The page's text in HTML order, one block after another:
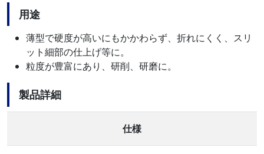
用途
薄型で硬度が高いにもかかわらず、折れにくく、スリ
ット細部の仕上げ等に。
粒度が豊富にあり、研削、研磨に。
製品詳細
仕様